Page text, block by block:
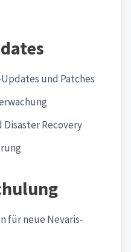
und Patches
Recovery
für neue Nevaris-